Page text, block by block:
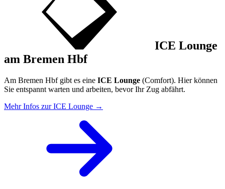
ICE Lounge
am Bremen Hbf
Am Bremen Hbf gibt es eine ICE Lounge (Comfort). Hier können
Sie entspannt warten und arbeiten, bevor Ihr Zug abfährt.
Mehr Infos zur ICE Lounge →